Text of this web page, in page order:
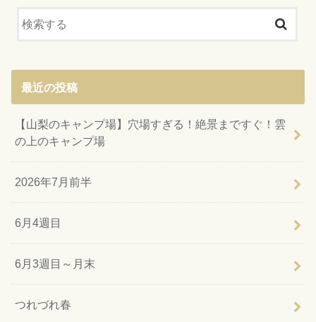
最近の投稿
【山梨のキャンプ場】穴場すぎる！絶景まですぐ！雲
の上のキャンプ場
2026年7月前半
6月4週目
6月3週目～月末
つれづれ春